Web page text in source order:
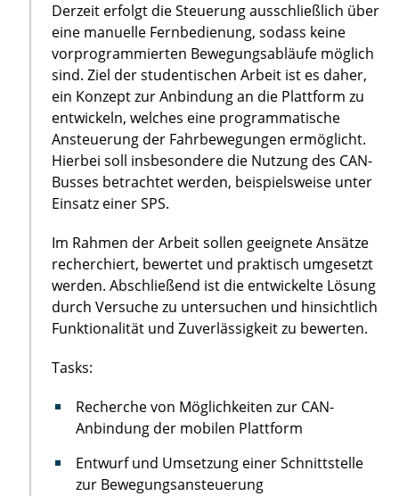
Derzeit erfolgt die Steuerung ausschließlich über
eine manuelle Fernbedienung, sodass keine
vorprogrammierten Bewegungsabläufe möglich
sind. Ziel der studentischen Arbeit ist es daher,
ein Konzept zur Anbindung an die Plattform zu
entwickeln, welches eine programmatische
Ansteuerung der Fahrbewegungen ermöglicht.
Hierbei soll insbesondere die Nutzung des CAN-
Busses betrachtet werden, beispielsweise unter
Einsatz einer SPS.
Im Rahmen der Arbeit sollen geeignete Ansätze
recherchiert, bewertet und praktisch umgesetzt
werden. Abschließend ist die entwickelte Lösung
durch Versuche zu untersuchen und hinsichtlich
Funktionalität und Zuverlässigkeit zu bewerten.
Tasks:
Recherche von Möglichkeiten zur CAN-
Anbindung der mobilen Plattform
Entwurf und Umsetzung einer Schnittstelle
zur Bewegungsansteuerung